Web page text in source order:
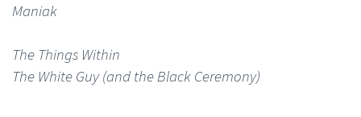
Maniak
The Things Within
The White Guy (and the Black Ceremony)